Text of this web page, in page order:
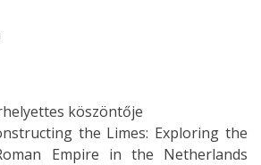
köszöntője
the Limes: Exploring the
Empire in the Netherlands